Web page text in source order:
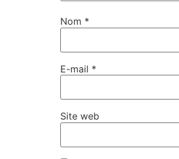
Nom *
E-mail *
Site web